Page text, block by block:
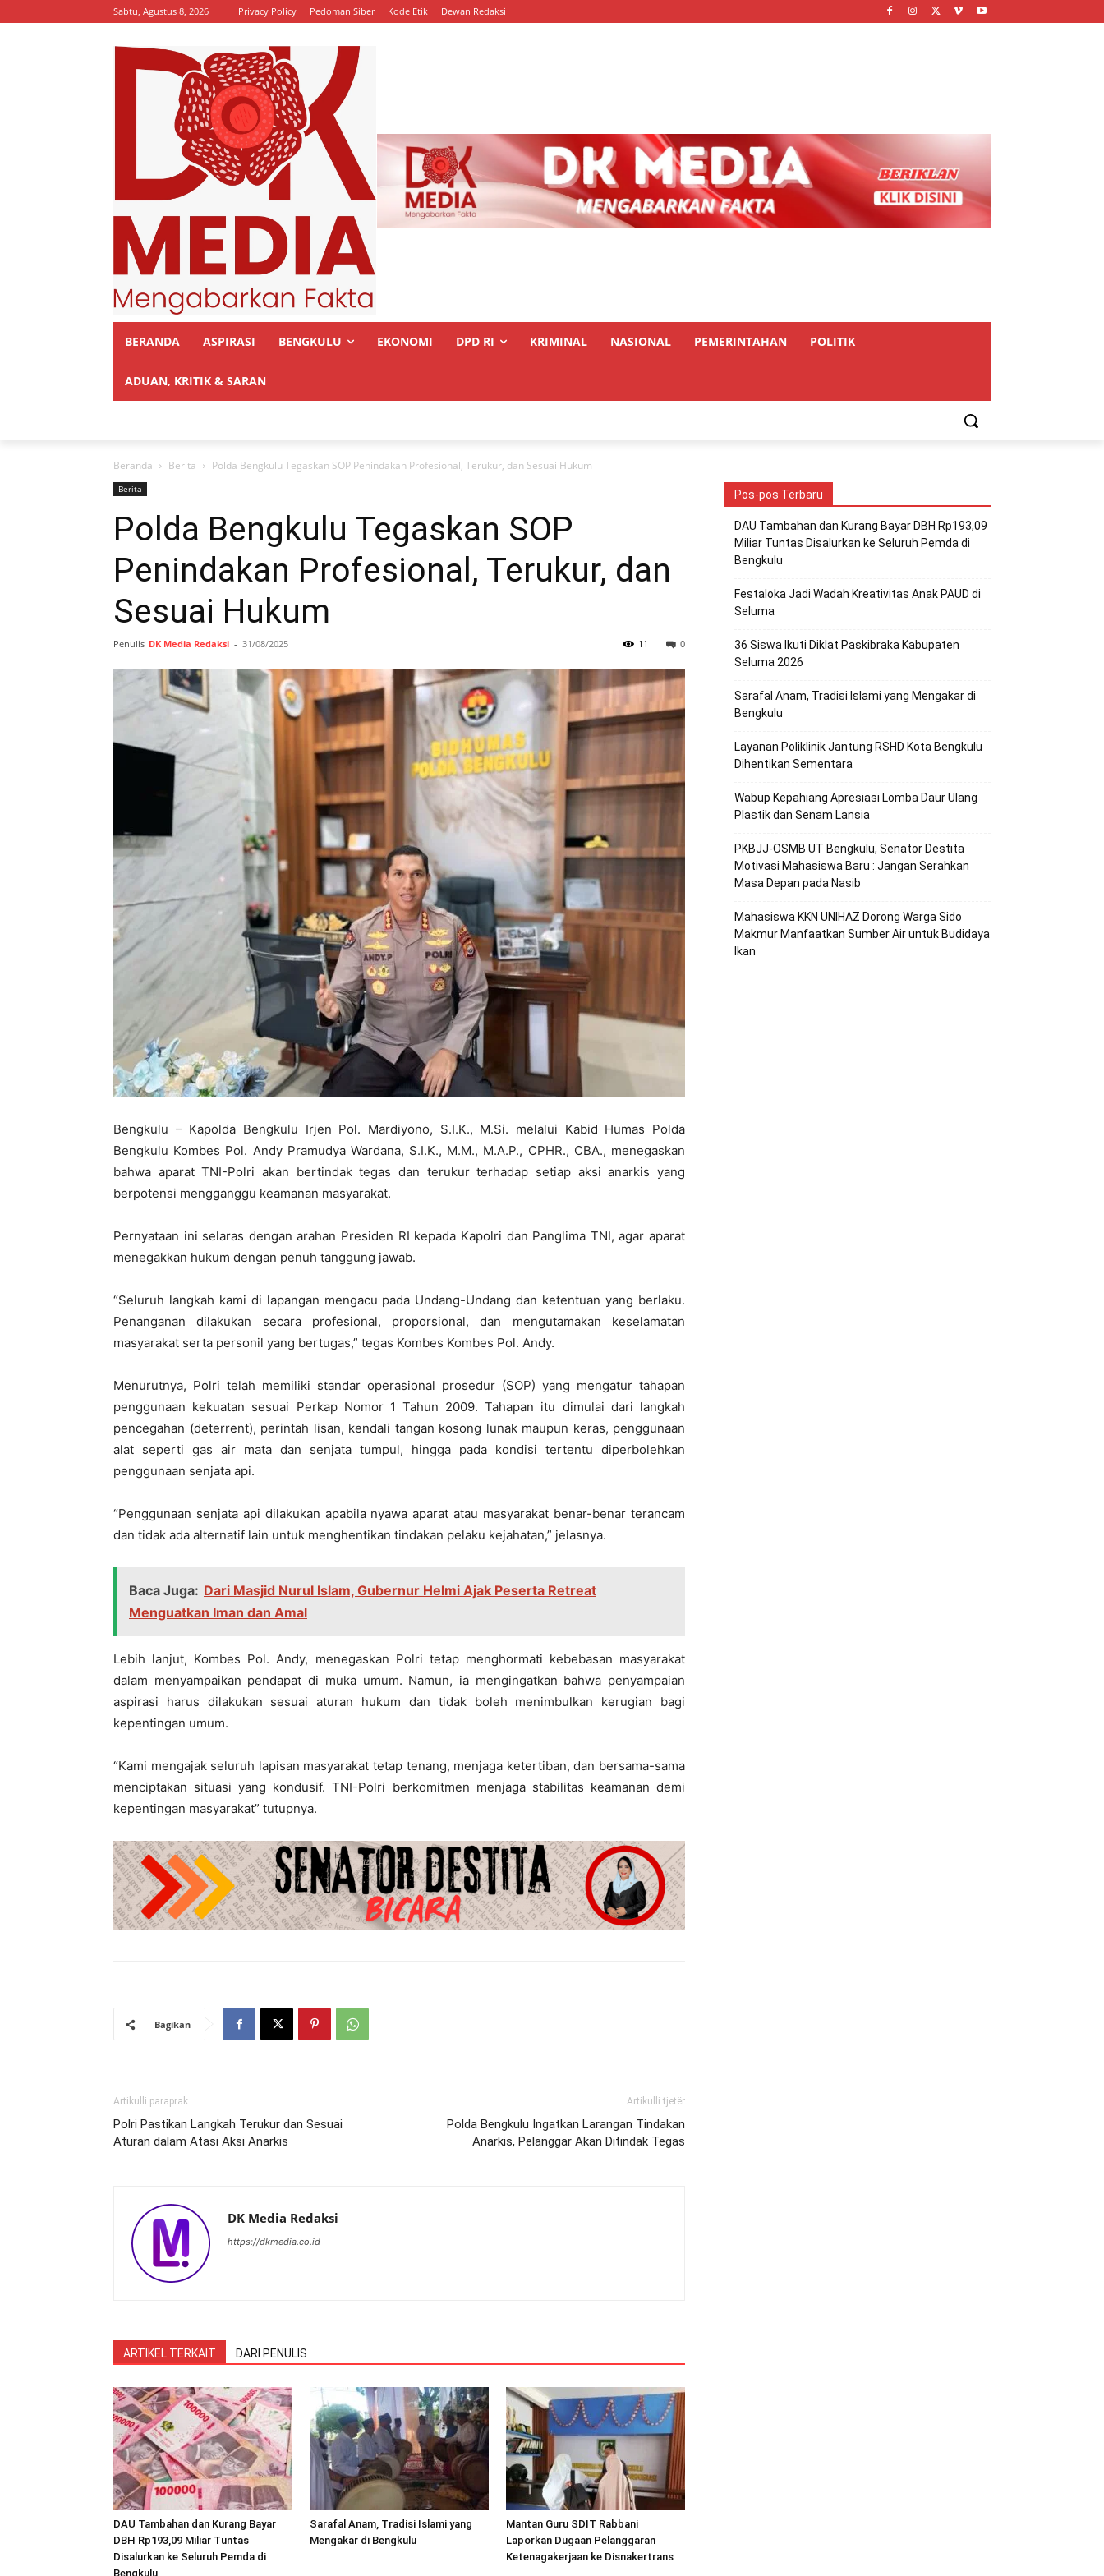
Sabtu, Agustus 8, 2026 Privacy Policy Pedoman Siber Kode Etik Dewan Redaksi
BERANDA ASPIRASI BENGKULU EKONOMI DPD RI KRIMINAL NASIONAL PEMERINTAHAN POLITIK
ADUAN, KRITIK & SARAN
Beranda Berita Polda Bengkulu Tegaskan SOP Penindakan Profesional, Terukur, dan Sesuai Hukum
Berita
Polda Bengkulu Tegaskan SOP
Penindakan Profesional, Terukur, dan
Sesuai Hukum
Penulis DK Media Redaksi - 31/08/2025 0
11
Bengkulu – Kapolda Bengkulu Irjen Pol. Mardiyono, S.I.K., M.Si. melalui Kabid Humas Polda
Bengkulu Kombes Pol. Andy Pramudya Wardana, S.I.K., M.M., M.A.P., CPHR., CBA., menegaskan
bahwa aparat TNI-Polri akan bertindak tegas dan terukur terhadap setiap aksi anarkis yang
berpotensi mengganggu keamanan masyarakat.
Pernyataan ini selaras dengan arahan Presiden RI kepada Kapolri dan Panglima TNI, agar aparat
menegakkan hukum dengan penuh tanggung jawab.
“Seluruh langkah kami di lapangan mengacu pada Undang-Undang dan ketentuan yang berlaku.
Penanganan dilakukan secara profesional, proporsional, dan mengutamakan keselamatan
masyarakat serta personil yang bertugas,” tegas Kombes Kombes Pol. Andy.
Menurutnya, Polri telah memiliki standar operasional prosedur (SOP) yang mengatur tahapan
penggunaan kekuatan sesuai Perkap Nomor 1 Tahun 2009. Tahapan itu dimulai dari langkah
pencegahan (deterrent), perintah lisan, kendali tangan kosong lunak maupun keras, penggunaan
alat seperti gas air mata dan senjata tumpul, hingga pada kondisi tertentu diperbolehkan
penggunaan senjata api.
“Penggunaan senjata api dilakukan apabila nyawa aparat atau masyarakat benar-benar terancam
dan tidak ada alternatif lain untuk menghentikan tindakan pelaku kejahatan,” jelasnya.
Baca Juga: Dari Masjid Nurul Islam, Gubernur Helmi Ajak Peserta Retreat
Menguatkan Iman dan Amal
Lebih lanjut, Kombes Pol. Andy, menegaskan Polri tetap menghormati kebebasan masyarakat
dalam menyampaikan pendapat di muka umum. Namun, ia mengingatkan bahwa penyampaian
aspirasi harus dilakukan sesuai aturan hukum dan tidak boleh menimbulkan kerugian bagi
kepentingan umum.
“Kami mengajak seluruh lapisan masyarakat tetap tenang, menjaga ketertiban, dan bersama-sama
menciptakan situasi yang kondusif. TNI-Polri berkomitmen menjaga stabilitas keamanan demi
kepentingan masyarakat” tutupnya.
Bagikan
Artikulli paraprak
Polri Pastikan Langkah Terukur dan Sesuai
Aturan dalam Atasi Aksi Anarkis
Artikulli tjetër
Polda Bengkulu Ingatkan Larangan Tindakan
Anarkis, Pelanggar Akan Ditindak Tegas
DK Media Redaksi
https://dkmedia.co.id
ARTIKEL TERKAIT DARI PENULIS
DAU Tambahan dan Kurang Bayar
DBH Rp193,09 Miliar Tuntas
Disalurkan ke Seluruh Pemda di
Bengkulu
Sarafal Anam, Tradisi Islami yang
Mengakar di Bengkulu
Mantan Guru SDIT Rabbani
Laporkan Dugaan Pelanggaran
Ketenagakerjaan ke Disnakertrans
Pos-pos Terbaru
DAU Tambahan dan Kurang Bayar DBH Rp193,09
Miliar Tuntas Disalurkan ke Seluruh Pemda di
Bengkulu
Festaloka Jadi Wadah Kreativitas Anak PAUD di
Seluma
36 Siswa Ikuti Diklat Paskibraka Kabupaten
Seluma 2026
Sarafal Anam, Tradisi Islami yang Mengakar di
Bengkulu
Layanan Poliklinik Jantung RSHD Kota Bengkulu
Dihentikan Sementara
Wabup Kepahiang Apresiasi Lomba Daur Ulang
Plastik dan Senam Lansia
PKBJJ-OSMB UT Bengkulu, Senator Destita
Motivasi Mahasiswa Baru : Jangan Serahkan
Masa Depan pada Nasib
Mahasiswa KKN UNIHAZ Dorong Warga Sido
Makmur Manfaatkan Sumber Air untuk Budidaya
Ikan